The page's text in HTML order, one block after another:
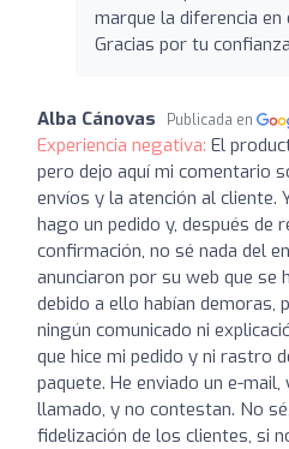
marque la diferencia
Gracias por tu
Alba Cánovas Publicada en
Experiencia negativa: El
pero dejo aquí mi comentario
envíos y la atención al cliente.
hago un pedido y, después de
confirmación, no sé nada del
anunciaron por su web que se
debido a ello habían demoras,
ningún comunicado ni
que hice mi pedido y ni rastro
paquete. He enviado un e-
llamado, y no contestan. No
fidelización de los clientes, si